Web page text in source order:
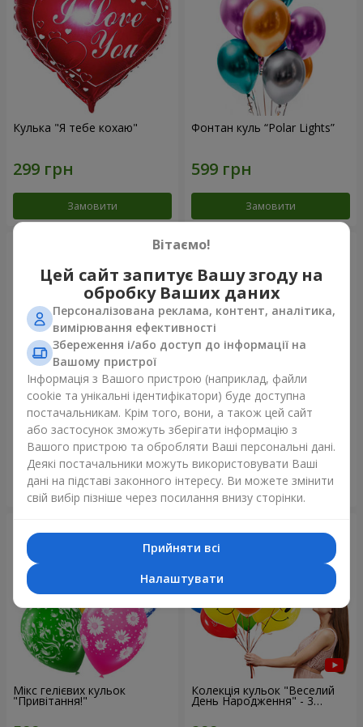
Кулька "Я тебе кохаю"
Замовити
Фонтан куль “Polar Lights”
Замовити
Колекція куль "Україна"
Замовити
Колекція кульок "Веселий
День Народження" - 7
кульок
Замовити
Мікс гелієвих кульок
"Привітання!"
Колекція кульок "Веселий
День Народження" - 3
кульки
Вітаємо!
Цей сайт запитує Вашу згоду на
обробку Ваших даних
Персоналізована реклама, контент, аналітика,
вимірювання ефективності
Збереження і/або доступ до інформації на
Вашому пристрої
Інформація з Вашого пристрою (наприклад, файли
cookie та унікальні ідентифікатори) буде доступна
постачальникам. Крім того, вони, а також цей сайт
або застосунок зможуть зберігати інформацію з
Вашого пристрою та обробляти Ваші персональні дані.
Деякі постачальники можуть використовувати Ваші
дані на підставі законного інтересу. Ви можете змінити
свій вибір пізніше через посилання внизу сторінки.
Прийняти всі
Налаштувати